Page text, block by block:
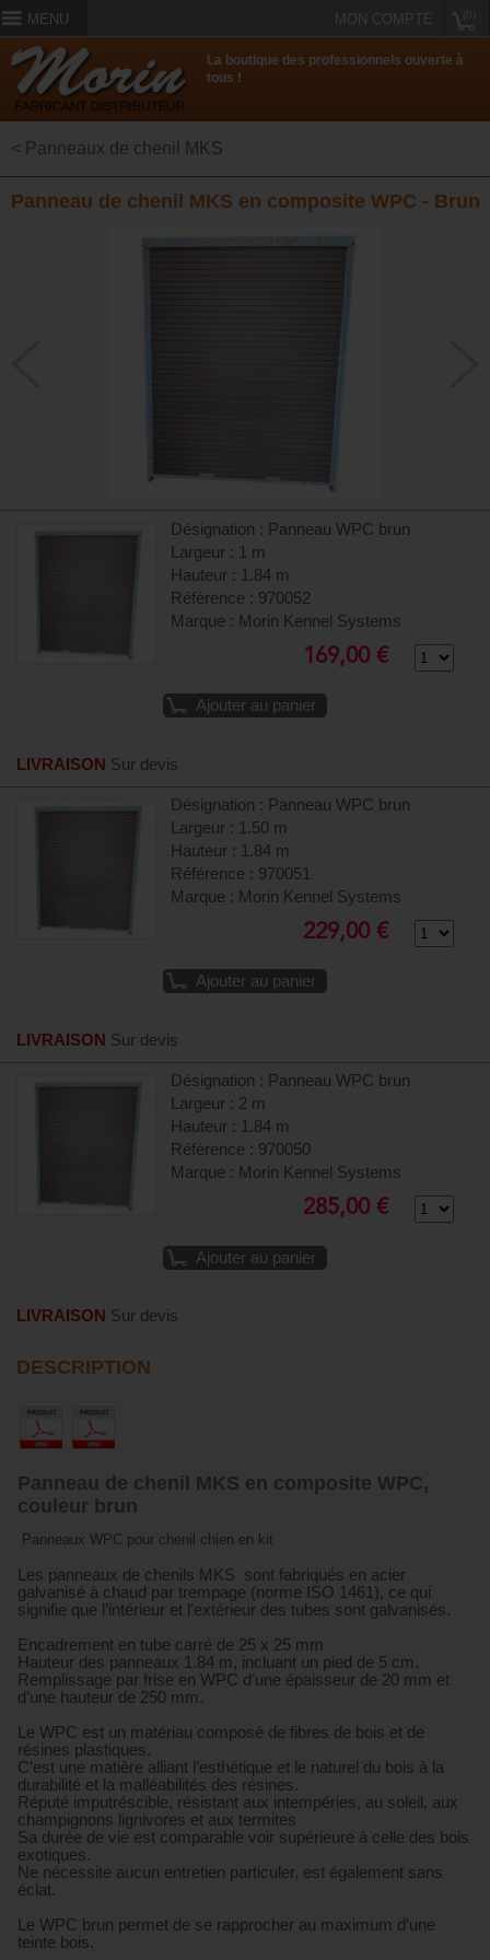
MENU MON COMPTE
La boutique des professionnels ouverte à
tous !
< Panneaux de chenil MKS
Panneau de chenil MKS en composite WPC - Brun
Désignation : Panneau WPC brun
Largeur : 1 m
Hauteur : 1.84 m
Référence : 970052
Marque : Morin Kennel Systems
169,00 €
Ajouter au panier
LIVRAISON Sur devis
Désignation : Panneau WPC brun
Largeur : 1.50 m
Hauteur : 1.84 m
Référence : 970051
Marque : Morin Kennel Systems
229,00 €
Ajouter au panier
LIVRAISON Sur devis
Désignation : Panneau WPC brun
Largeur : 2 m
Hauteur : 1.84 m
Référence : 970050
Marque : Morin Kennel Systems
285,00 €
Ajouter au panier
LIVRAISON Sur devis
DESCRIPTION
Panneau de chenil MKS en composite WPC,
couleur brun
Panneaux WPC pour chenil chien en kit
Les panneaux de chenils MKS sont fabriqués en acier
galvanisé à chaud par trempage (norme ISO 1461), ce qui
signifie que l’intérieur et l’extérieur des tubes sont galvanisés.
Encadrement en tube carré de 25 x 25 mm
Hauteur des panneaux 1.84 m, incluant un pied de 5 cm.
Remplissage par frise en WPC d’une épaisseur de 20 mm et
d’une hauteur de 250 mm.
Le WPC est un matériau composé de fibres de bois et de
résines plastiques.
C’est une matière alliant l’esthétique et le naturel du bois à la
durabilité et la malléabilités des résines.
Réputé imputréscible, résistant aux intempéries, au soleil, aux
champignons lignivores et aux termites
Sa durée de vie est comparable voir supérieure à celle des bois
exotiques.
Ne nécessite aucun entretien particuler, est également sans
éclat.
Le WPC brun permet de se rapprocher au maximum d’une
teinte bois.